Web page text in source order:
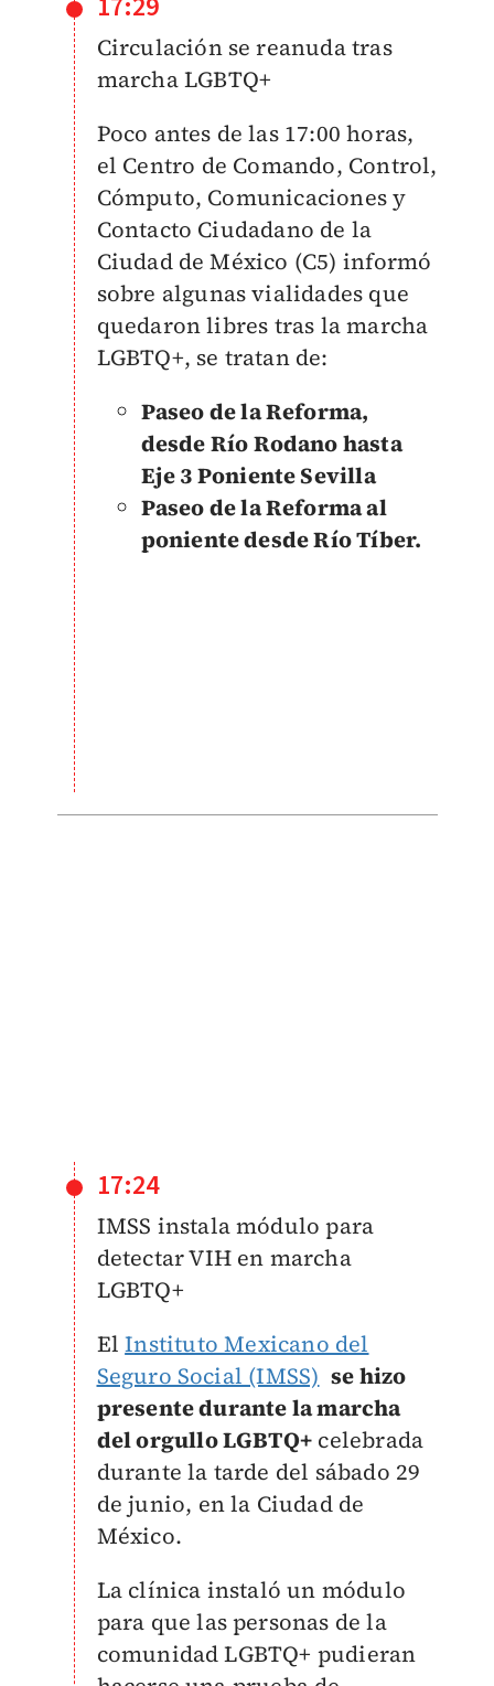
Circulación se reanuda tras
marcha LGBTQ+
Poco antes de las 17:00 horas,
el Centro de Comando, Control,
Cómputo, Comunicaciones y
Contacto Ciudadano de la
Ciudad de México (C5) informó
sobre algunas vialidades que
quedaron libres tras la marcha
LGBTQ+, se tratan de:
Paseo de la Reforma,
desde Río Rodano hasta
Eje 3 Poniente Sevilla
Paseo de la Reforma al
poniente desde Río Tíber.
17:24
IMSS instala módulo para
detectar VIH en marcha
LGBTQ+
ElInstituto Mexicano del
Seguro Social (IMSS) se hizo
presente durante la marcha
del orgullo LGBTQ+ celebrada
durante la tarde del sábado 29
de junio, en la Ciudad de
México.
La clínica instaló un módulo
para que las personas de la
comunidad LGBTQ+ pudieran